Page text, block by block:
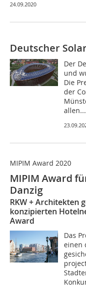
24.09.2020
Deutscher
Der
und
Die
der
allen...
MIPIM Award 2020
MIPIM Award
Danzig
RKW + Architekten
konzipierten
Award
Das
einen